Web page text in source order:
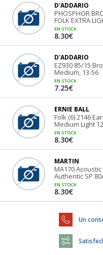
D'ADDARIO
PHOSPHOR
FOLK EXTRA
EN STOCK
8.30€
D'ADDARIO
EZ930 85/15
Medium, 13-56
EN STOCK
7.25€
ERNIE BALL
Folk (6) 2146
Medium Light
EN STOCK
8.30€
MARTIN
MA170
Authentic SP
EN STOCK
8.30€
Un